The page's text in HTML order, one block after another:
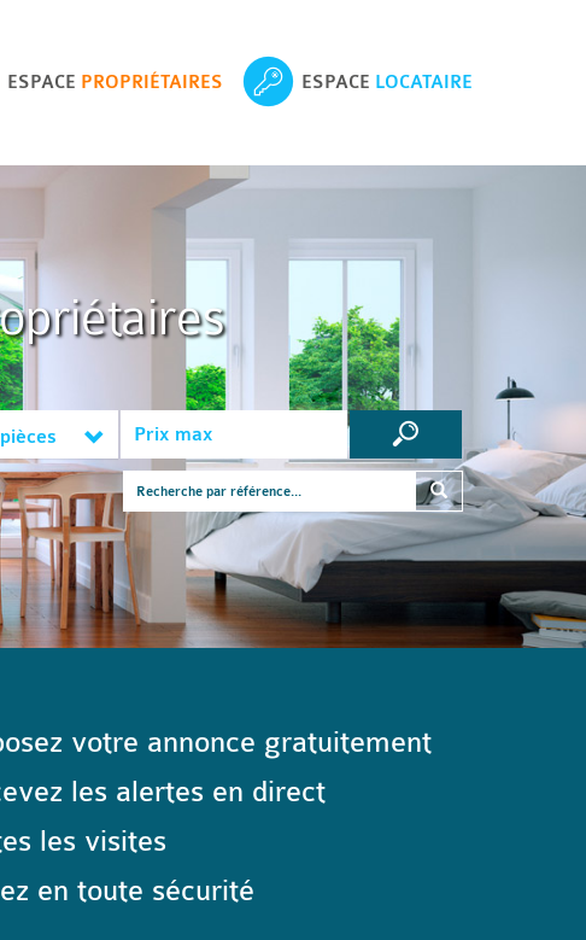
ESPACE PROPRIÉTAIRES ESPACE LOCATAIRE
votre annonce gratuitement
les alertes en direct
les visites
en toute sécurité